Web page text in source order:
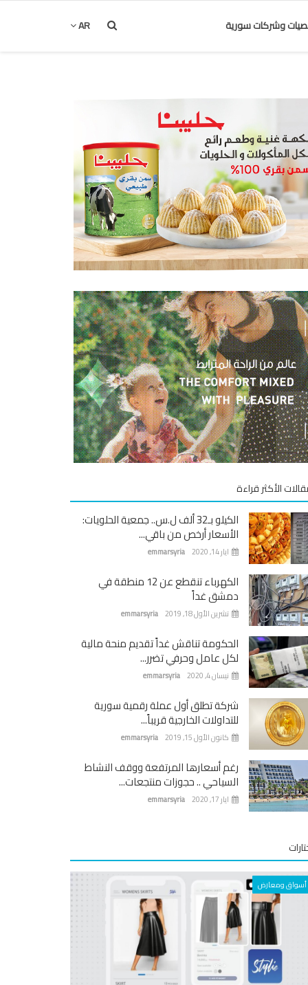
وشركات سورية AR
الأكثر قراءة
الكيلو بـ32 ألف ل.س.. جمعية الحلويات:
الأسعار أرخص من باقي...
emmarsyria ايار 14, 2020
الكهرباء تنقطع عن 12 منطقة في
دمشق غداً
emmarsyria تشرين الأول 18, 2019
الحكومة تناقش غداً تقديم منحة مالية
لكل عامل وحرفي تضرر...
emmarsyria نيسان 4, 2020
شركة تطلق أول عملة رقمية سورية
للتداولات الخارجية قريباً...
emmarsyria كانون الأول 15, 2019
رغم أسعارها المرتفعة ووقف النشاط
السياحي .. حجوزات منتجعات...
emmarsyria ايار 17, 2020
أسواق ومعارض